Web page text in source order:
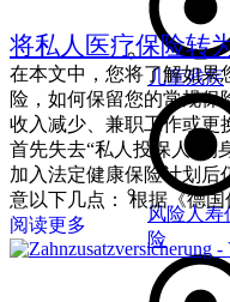
儿童残疾
风险人寿
险
将私人医疗保险转
在本文中，您将了解如果
险，如何保留您的常规保
收入减少、兼职工作或更
首先失去“私人投保人“的
加入法定健康保险计划后
意以下几点： 根据《德
阅读更多